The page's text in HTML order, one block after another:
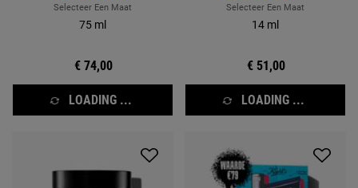
Selecteer Een Maat
75 ml
€ 74,00
LOADING ...
Selecteer Een Maat
14 ml
€ 51,00
LOADING ...